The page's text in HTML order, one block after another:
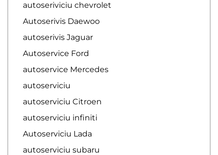
autoseriviciu chevrolet
Autoserivis Daewoo
autoserivis Jaguar
Autoservice Ford
autoservice Mercedes
autoserviciu
autoserviciu Citroen
autoserviciu infiniti
Autoserviciu Lada
autoserviciu subaru